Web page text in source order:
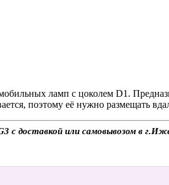
ламп с цоколем D1.
поэтому её нужно размещать
с доставкой или самовывозом в